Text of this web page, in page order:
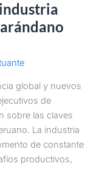
global y nuevos
de
sobre las claves
La industria
de constante
productivos,